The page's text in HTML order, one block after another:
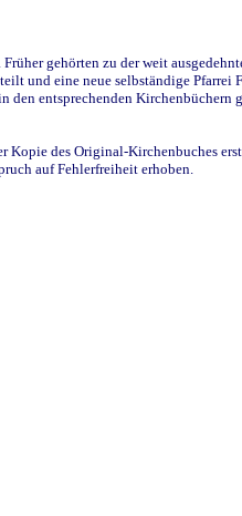
gehörten zu der weit
und eine neue selbständige
entsprechenden Kirchenbüchern
des Original-Kirchenbuches
auf Fehlerfreiheit erhoben.